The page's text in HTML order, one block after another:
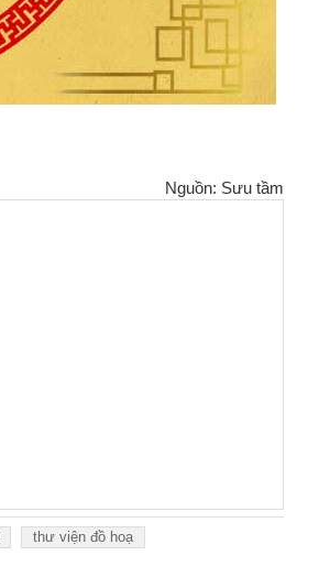
Nguồn: Sưu tầm
thư viện đồ hoạ